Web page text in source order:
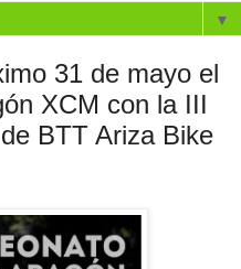
▼
31 de mayo el
XCM con la III
BTT Ariza Bike